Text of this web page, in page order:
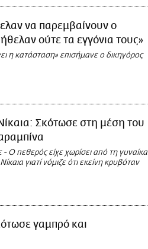
να παρεμβαίνουν ο
ούτε τα εγγόνια τους»
η κατάσταση» επισήμανε ο δικηγόρος
Σκότωσε στη μέση του
Ο πεθερός είχε χωρίσει από τη γυναίκα
γιατί νόμιζε ότι εκείνη κρυβόταν
γαμπρό και